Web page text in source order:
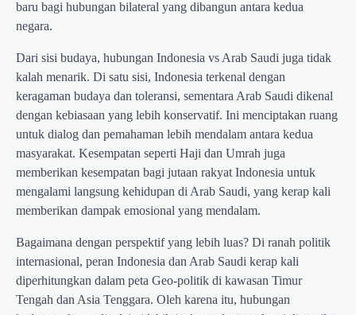
baru bagi hubungan bilateral yang dibangun antara kedua
negara.
Dari sisi budaya, hubungan Indonesia vs Arab Saudi juga tidak
kalah menarik. Di satu sisi, Indonesia terkenal dengan
keragaman budaya dan toleransi, sementara Arab Saudi dikenal
dengan kebiasaan yang lebih konservatif. Ini menciptakan ruang
untuk dialog dan pemahaman lebih mendalam antara kedua
masyarakat. Kesempatan seperti Haji dan Umrah juga
memberikan kesempatan bagi jutaan rakyat Indonesia untuk
mengalami langsung kehidupan di Arab Saudi, yang kerap kali
memberikan dampak emosional yang mendalam.
Bagaimana dengan perspektif yang lebih luas? Di ranah politik
internasional, peran Indonesia dan Arab Saudi kerap kali
diperhitungkan dalam peta Geo-politik di kawasan Timur
Tengah dan Asia Tenggara. Oleh karena itu, hubungan